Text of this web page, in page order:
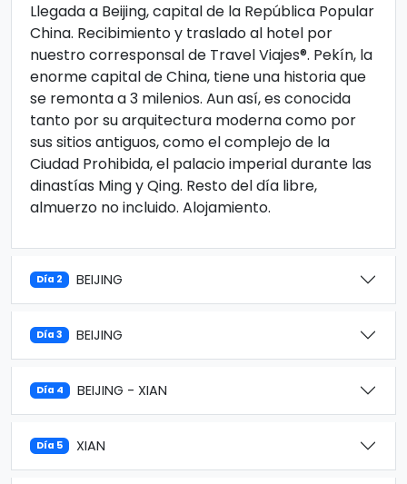
Llegada a Beijing, capital de la República Popular
China. Recibimiento y traslado al hotel por
nuestro corresponsal de Travel Viajes®. Pekín, la
enorme capital de China, tiene una historia que
se remonta a 3 milenios. Aun así, es conocida
tanto por su arquitectura moderna como por
sus sitios antiguos, como el complejo de la
Ciudad Prohibida, el palacio imperial durante las
dinastías Ming y Qing. Resto del día libre,
almuerzo no incluido. Alojamiento.
Día 2 BEIJING
Día 3 BEIJING
Día 4 BEIJING - XIAN
Día 5 XIAN